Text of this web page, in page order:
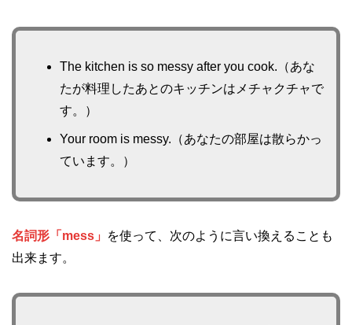
The kitchen is so messy after you cook.（あな
たが料理したあとのキッチンはメチャクチャで
す。）
Your room is messy.（あなたの部屋は散らかっ
ています。）
名詞形「mess」
を使って、次のように言い換えることも
出来ます。